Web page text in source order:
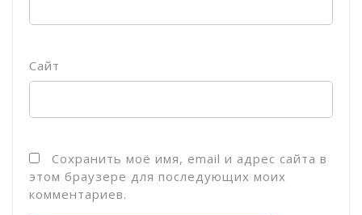
Сайт
Сохранить моё имя, email и адрес сайта в
этом браузере для последующих моих
комментариев.